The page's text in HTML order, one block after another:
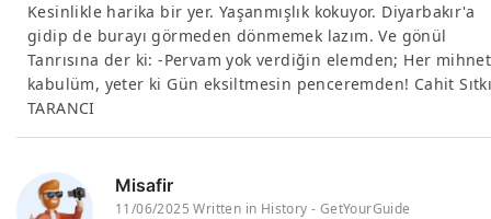
Kesinlikle harika bir yer. Yaşanmışlık kokuyor. Diyarbakır'a
gidip de burayı görmeden dönmemek lazım. Ve gönül
Tanrısına der ki: -Pervam yok verdiğin elemden; Her mihnet
kabulüm, yeter ki Gün eksiltmesin penceremden! Cahit
TARANCI
Misafir
11/06/2025 Written in History - GetYourGuide